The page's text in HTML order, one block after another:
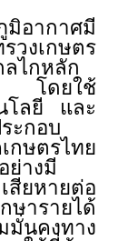
อากาศมี
งเกษตร
ไกหลัก
โดยใช้
โลยี และ
ะกอบ
ษตรไทย
ย่างมี
ยหายต่อ
ารายได้
มั่นคงทาง